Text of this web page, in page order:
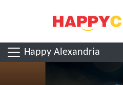
Happy Alexandria